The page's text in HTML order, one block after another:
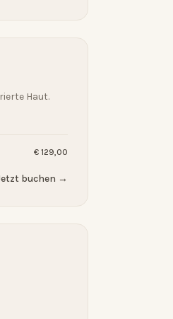
Haut.
€ 129,00
buchen →